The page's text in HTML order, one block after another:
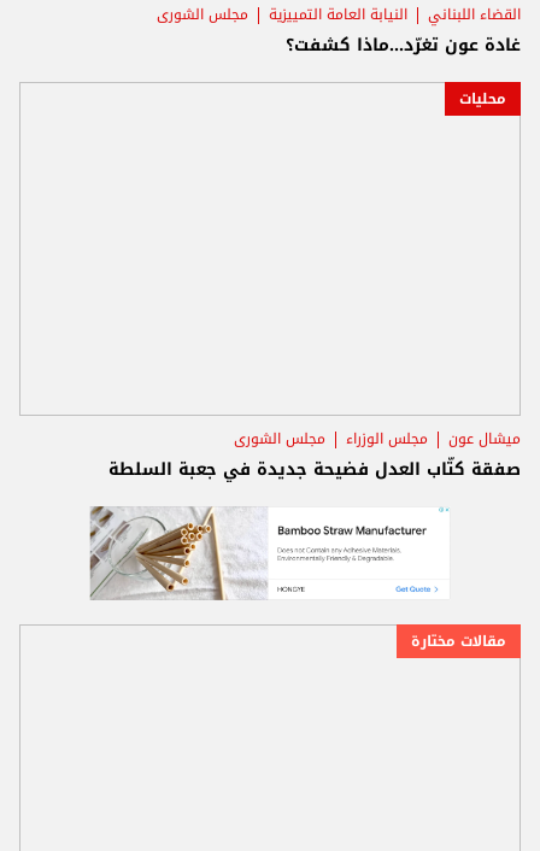
القضاء اللبناني النيابة العامة التمييزية مجلس الشورى
غادة عون تغرّد...ماذا كشفت؟
محليات
ميشال عون مجلس الوزراء مجلس الشورى
صفقة كتّاب العدل فضيحة جديدة في جعبة السلطة
مقالات مختارة